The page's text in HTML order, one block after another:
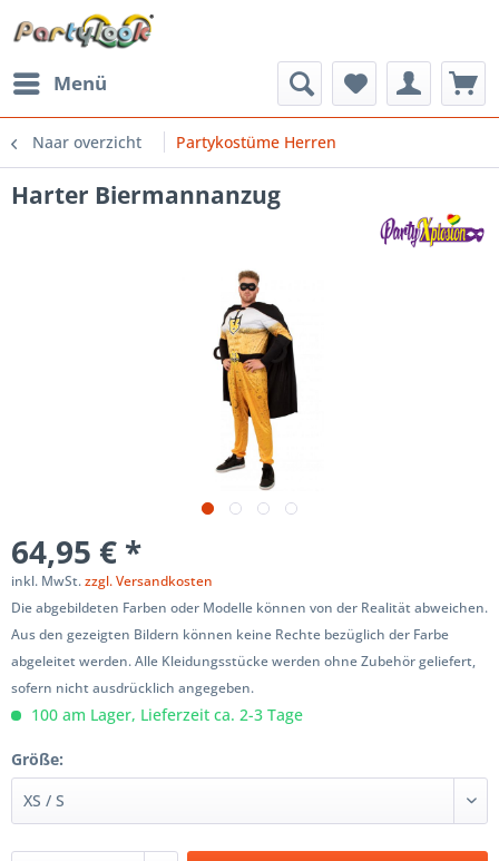
Menü
Naar overzicht Partykostüme Herren
Harter Biermannanzug
64,95 € *
inkl. MwSt.zzgl. Versandkosten
Die abgebildeten Farben oder Modelle können von der Realität abweichen.
Aus den gezeigten Bildern können keine Rechte bezüglich der Farbe
abgeleitet werden. Alle Kleidungsstücke werden ohne Zubehör geliefert,
sofern nicht ausdrücklich angegeben.
100 am Lager, Lieferzeit ca. 2-3 Tage
Größe: